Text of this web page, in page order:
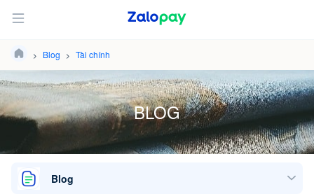
Blog Tài chính
BLOG
Blog